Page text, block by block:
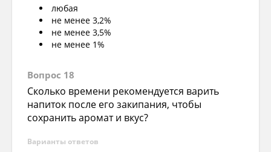
любая
не менее 3,2%
не менее 3,5%
не менее 1%
Вопрос 18
Сколько времени рекомендуется варить
напиток после его закипания, чтобы
сохранить аромат и вкус?
Варианты ответов